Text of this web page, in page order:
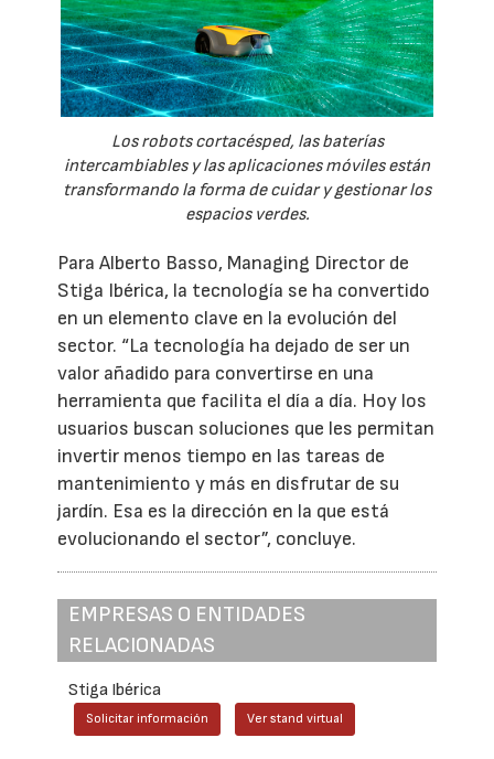
Los robots cortacésped, las baterías
intercambiables y las aplicaciones móviles están
transformando la forma de cuidar y gestionar los
espacios verdes.
Para Alberto Basso, Managing Director de
Stiga Ibérica, la tecnología se ha convertido
en un elemento clave en la evolución del
sector. “La tecnología ha dejado de ser un
valor añadido para convertirse en una
herramienta que facilita el día a día. Hoy los
usuarios buscan soluciones que les permitan
invertir menos tiempo en las tareas de
mantenimiento y más en disfrutar de su
jardín. Esa es la dirección en la que está
evolucionando el sector”, concluye.
EMPRESAS O ENTIDADES
RELACIONADAS
Stiga Ibérica
Solicitar información Ver stand virtual